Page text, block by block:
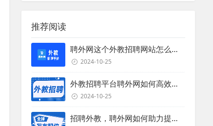
推荐阅读
聘外网这个外教招聘网站怎么样？
2024-10-25
外教招聘平台聘外网如何高效招聘外教？
2024-10-25
招聘外教，聘外网如何助力提升招聘效率？